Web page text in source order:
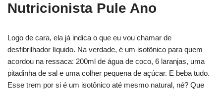
Nutricionista Pule Ano
Logo de cara, ela já indica o que eu vou chamar de
desfibrilhador líquido. Na verdade, é um isotônico para quem
acordou na ressaca: 200ml de água de coco, 6 laranjas, uma
pitadinha de sal e uma colher pequena de açúcar. E beba tudo.
Esse trem por si é um isotônico até mesmo natural, né? Que